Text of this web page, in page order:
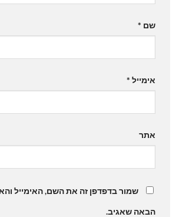
שם *
אימייל *
אתר
שמור בדפדפן זה את השם, האימייל
הבאה שאגיב.